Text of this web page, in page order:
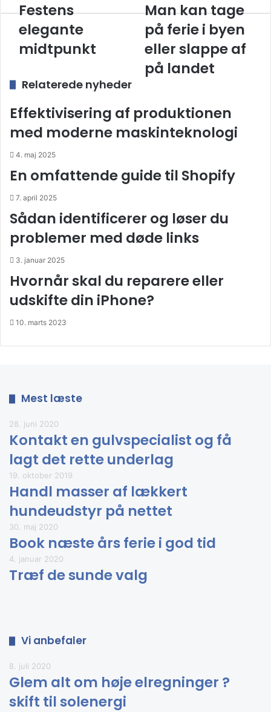
Festens
midtpunkt
Festens
elegante
midtpunkt
Man
tage
på
ferie
slappe
af
på
Man kan tage
på ferie i byen
eller slappe af
på landet
Relaterede nyheder
Effektivisering af produktionen
med moderne maskinteknologi
4. maj 2025
En omfattende guide til Shopify
7. april 2025
Sådan identificerer og løser du
problemer med døde links
3. januar 2025
Hvornår skal du reparere eller
udskifte din iPhone?
10. marts 2023
Mest læste
28. juni 2020
Kontakt en gulvspecialist og få
lagt det rette underlag
19. oktober 2019
Handl masser af lækkert
hundeudstyr på nettet
30. maj 2020
Book næste års ferie i god tid
4. januar 2020
Træf de sunde valg
Vi anbefaler
8. juli 2020
Glem alt om høje elregninger ?
skift til solenergi